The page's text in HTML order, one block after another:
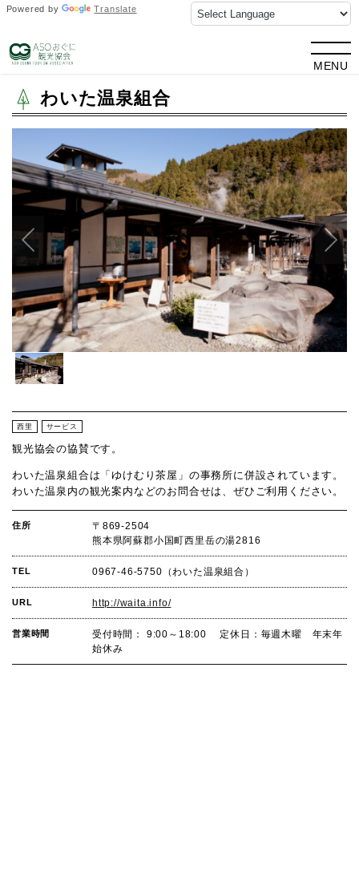
Powered by Translate
MENU
TOP >観光情報
わいた温泉組合
西里 サービス
観光協会の協賛です。
わいた温泉組合は「ゆけむり茶屋」の事務所に併設されています。
わいた温泉内の観光案内などのお問合せは、ぜひご利用ください。
住所
〒869-2504
熊本県阿蘇郡小国町西里岳の湯2816
TEL 0967-46-5750（わいた温泉組合）
URL http://waita.info/
営業時間
受付時間： 9:00～18:00 定休日：毎週木曜 年末年
始休み